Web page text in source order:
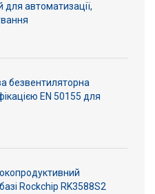
для автоматизації,
безвентиляторна
EN 50155 для
Rockchip RK3588S2